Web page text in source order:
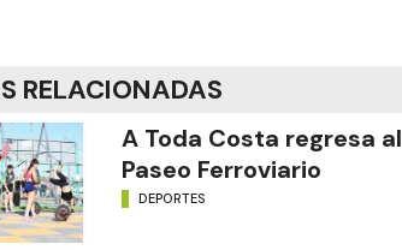
RELACIONADAS
A Toda Costa regresa al
Paseo Ferroviario
DEPORTES